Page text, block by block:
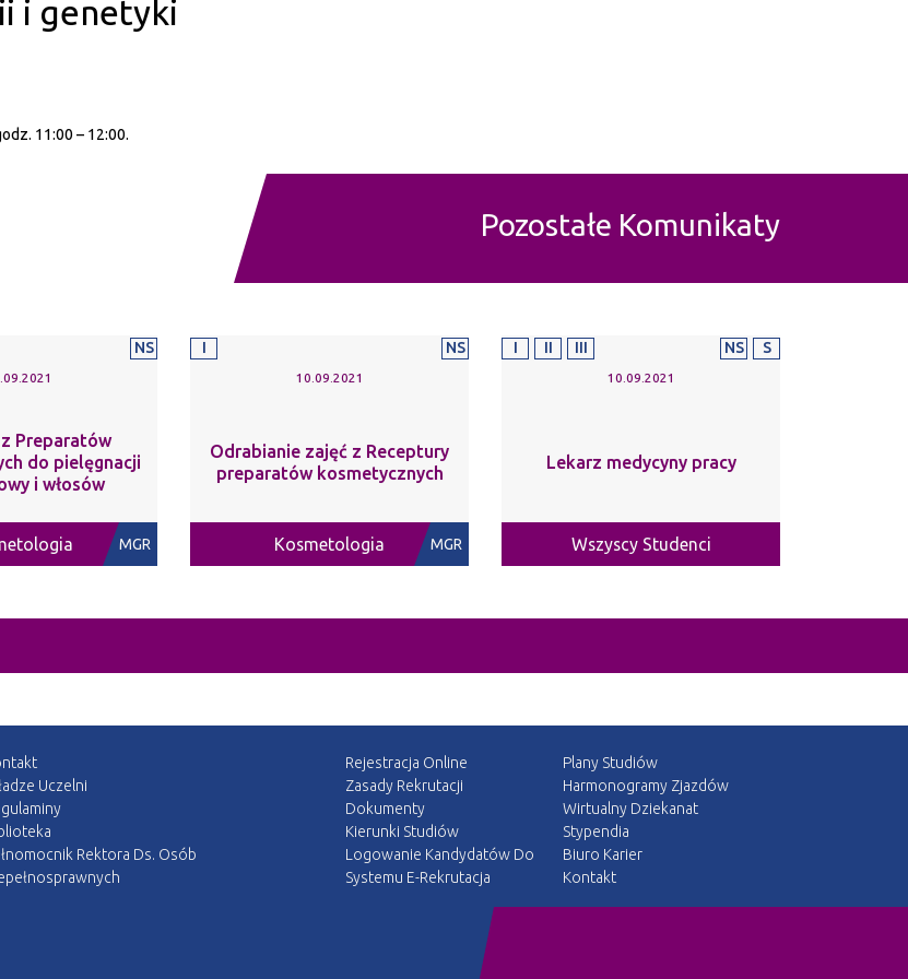
i genetyki
11:00 – 12:00.
Pozostałe Komunikaty
NS
Preparatów
do pielęgnacji
i włosów
MGR
I NS
10.09.2021
Odrabianie zajęć z Receptury
preparatów kosmetycznych
Kosmetologia MGR
I II III NS S
10.09.2021
Lekarz medycyny pracy
Wszyscy Studenci
Uczelni
Rektora Ds. Osób
Rejestracja Online
Zasady Rekrutacji
Dokumenty
Kierunki Studiów
Logowanie Kandydatów Do
Systemu E-Rekrutacja
Plany Studiów
Harmonogramy Zjazdów
Wirtualny Dziekanat
Stypendia
Biuro Karier
Kontakt